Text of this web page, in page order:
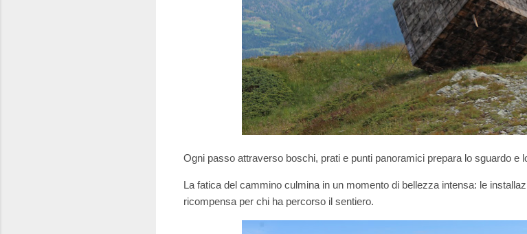
Ogni passo attraverso boschi, prati e punti panoramici prepara lo sguardo e
La fatica del cammino culmina in un momento di bellezza intensa: le
ricompensa per chi ha percorso il sentiero.